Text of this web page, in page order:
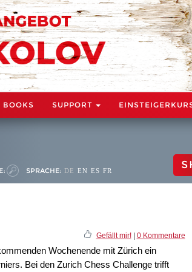
BOOKS SUPPORT
SPRACHE: DE EN ES FR
Gefällt mir!| 0 Kommentare
Wochenende mit Zürich ein
Bei den Zurich Chess Challenge trifft